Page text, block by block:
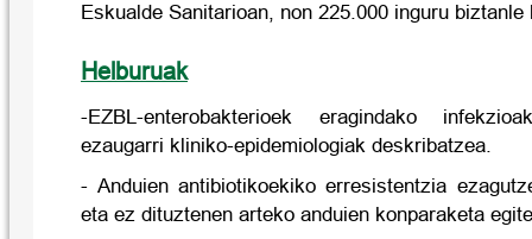
Eskualde Sanitarioan, non 225.000 inguru biztanle
Helburuak
-EZBL-enterobakterioek eragindako
ezaugarri kliniko-epidemiologiak deskribatzea.
- Anduien antibiotikoekiko erresistentzia
eta ez dituztenen arteko anduien konparaketa